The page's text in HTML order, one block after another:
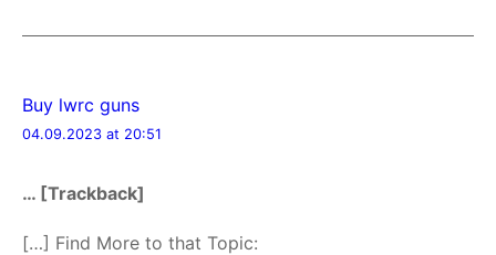
Buy lwrc guns
04.09.2023 at 20:51
… [Trackback]
[…] Find More to that Topic: